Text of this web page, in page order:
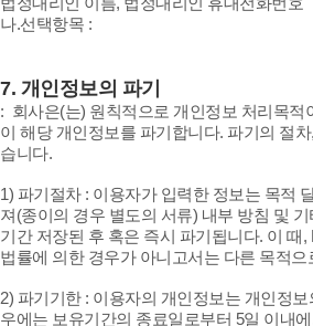
나.선택항목 :
7. 개인정보의 파기
: 회사은(는) 원칙적으로 개인정보 처리목적
이 해당 개인정보를 파기합니다. 파기의 절
습니다.
1) 파기절차 : 이용자가 입력한 정보는 목적
져(종이의 경우 별도의 서류) 내부 방침 및
기간 저장된 후 혹은 즉시 파기됩니다. 이 때
법률에 의한 경우가 아니고서는 다른 목적
2) 파기기한 : 이용자의 개인정보는 개인정
우에는 보유기간의 종료일로부터 5일 이내